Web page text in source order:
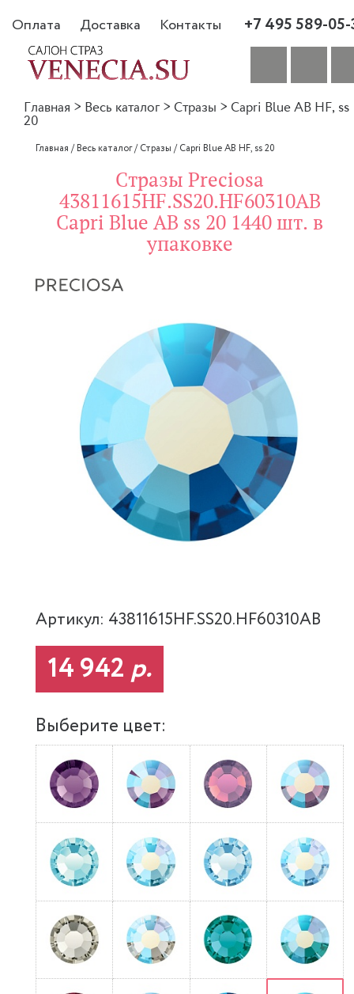
Оплата Доставка Контакты +7 495 589-
Главная > Весь каталог > Стразы > Capri Blue AB HF, ss
20
Главная /Весь каталог/Стразы /Capri Blue AB HF, ss 20
Стразы Preciosa
43811615HF.SS20.HF60310AB
Capri Blue AB ss 20 1440 шт. в
упаковке
Артикул: 43811615HF.SS20.HF60310AB
14 942 р.
Выберите цвет: